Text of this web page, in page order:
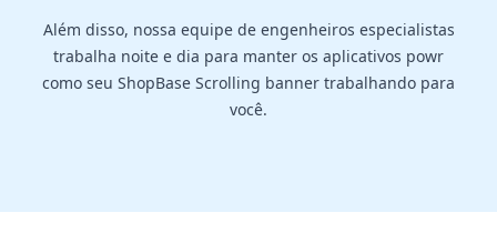
Além disso, nossa equipe de engenheiros especialistas
trabalha noite e dia para manter os aplicativos powr
como seu ShopBase Scrolling banner trabalhando para
você.